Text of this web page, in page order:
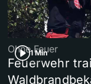
1 Min
Ohne Feuer
Feuerwehr